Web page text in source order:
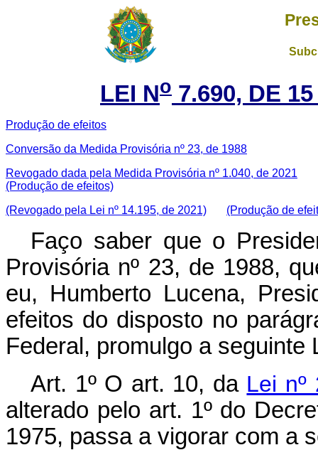
LEI No 7.690, DE
Produção de efeitos
Conversão da Medida Provisória nº 23, de 1988
Revogado dada pela Medida Provisória nº 1.040, de 2021
(Produção de efeitos)
(Revogado pela Lei nº 14.195, de 2021)
(Produção de
Faço saber que o
Provisória nº 23, de 1988,
eu, Humberto Lucena,
efeitos do disposto no
Federal, promulgo a seguinte
Art. 1º O art. 10, da Lei nº
alterado pelo art. 1º do
1975, passa a vigorar com a